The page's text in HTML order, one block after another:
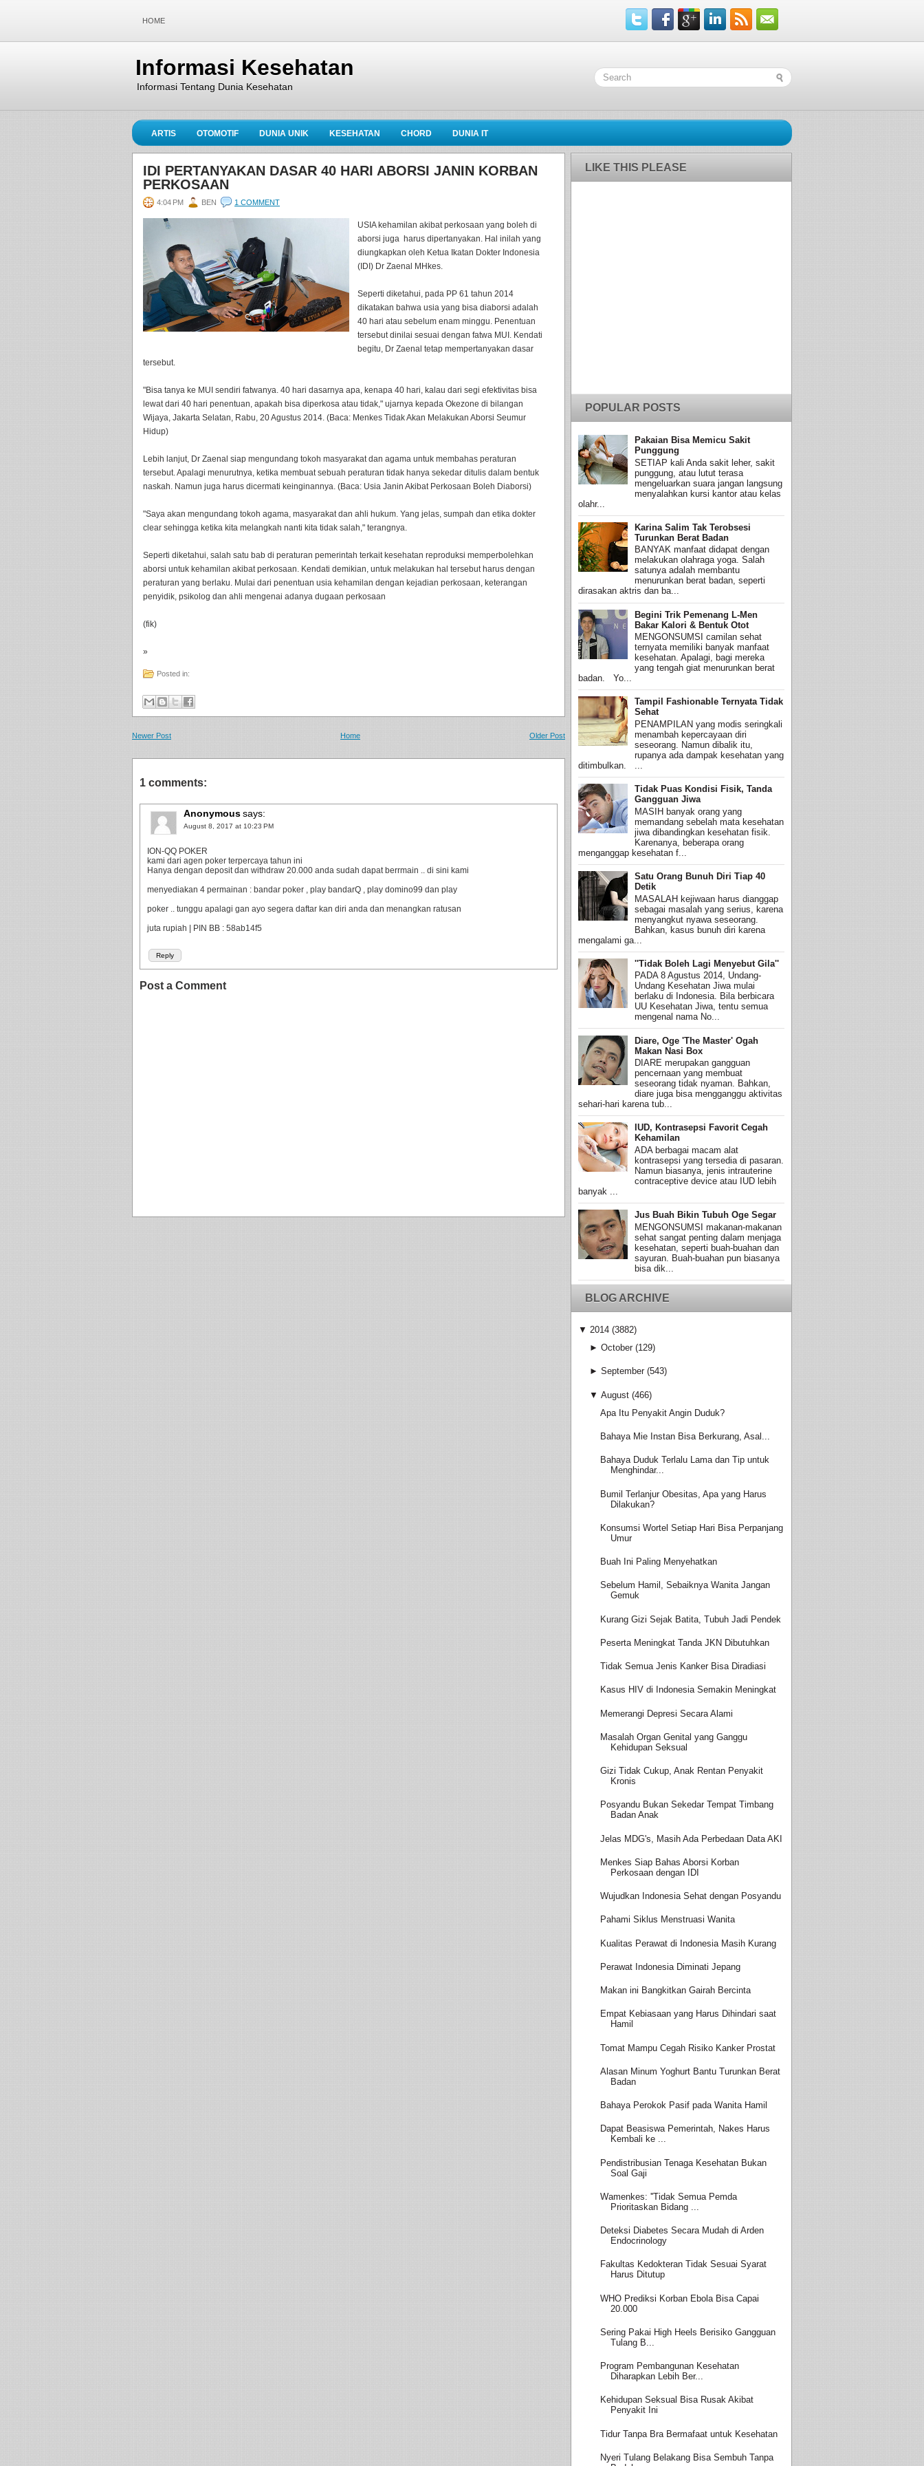
HOME
Informasi Kesehatan
Informasi Tentang Dunia Kesehatan
ARTIS OTOMOTIF DUNIA UNIK KESEHATAN CHORD DUNIA IT
IDI PERTANYAKAN DASAR 40 HARI ABORSI JANIN KORBAN
PERKOSAAN
4:04 PM BEN 1 COMMENT
USIA kehamilan akibat perkosaan yang boleh di
aborsi juga harus dipertanyakan. Hal inilah yang
diungkapkan oleh Ketua Ikatan Dokter Indonesia
(IDI) Dr Zaenal MHkes.
Seperti diketahui, pada PP 61 tahun 2014
dikatakan bahwa usia yang bisa diaborsi adalah
40 hari atau sebelum enam minggu. Penentuan
tersebut dinilai sesuai dengan fatwa MUI. Kendati
begitu, Dr Zaenal tetap mempertanyakan dasar
tersebut.
"Bisa tanya ke MUI sendiri fatwanya. 40 hari dasarnya apa, kenapa 40 hari, kalau dari segi efektivitas bisa
lewat dari 40 hari penentuan, apakah bisa diperkosa atau tidak," ujarnya kepada Okezone di bilangan
Wijaya, Jakarta Selatan, Rabu, 20 Agustus 2014. (Baca: Menkes Tidak Akan Melakukan Aborsi Seumur
Hidup)
Lebih lanjut, Dr Zaenal siap mengundang tokoh masyarakat dan agama untuk membahas peraturan
tersebut. Apalagi menurutnya, ketika membuat sebuah peraturan tidak hanya sekedar ditulis dalam bentuk
naskah. Namun juga harus dicermati keinginannya. (Baca: Usia Janin Akibat Perkosaan Boleh Diaborsi)
"Saya akan mengundang tokoh agama, masyarakat dan ahli hukum. Yang jelas, sumpah dan etika dokter
clear sehingga ketika kita melangkah nanti kita tidak salah," terangnya.
Seperti diketahui, salah satu bab di peraturan pemerintah terkait kesehatan reproduksi memperbolehkan
aborsi untuk kehamilan akibat perkosaan. Kendati demikian, untuk melakukan hal tersebut harus dengan
peraturan yang berlaku. Mulai dari penentuan usia kehamilan dengan kejadian perkosaan, keterangan
penyidik, psikolog dan ahli mengenai adanya dugaan perkosaan
(fik)
»
Posted in:
Newer Post Older Post
Home
1 comments:
Anonymoussays:
August 8, 2017 at 10:23 PM
Reply
ION-QQ POKER
kami dari agen poker terpercaya tahun ini
Hanya dengan deposit dan withdraw 20.000 anda sudah dapat berrmain .. di sini kami
menyediakan 4 permainan : bandar poker , play bandarQ , play domino99 dan play
poker .. tunggu apalagi gan ayo segera daftar kan diri anda dan menangkan ratusan
juta rupiah | PIN BB : 58ab14f5
Post a Comment
LIKE THIS PLEASE
POPULAR POSTS
Pakaian Bisa Memicu Sakit
Punggung
SETIAP kali Anda sakit leher, sakit
punggung, atau lutut terasa
mengeluarkan suara jangan langsung
menyalahkan kursi kantor atau kelas
olahr...
Karina Salim Tak Terobsesi
Turunkan Berat Badan
BANYAK manfaat didapat dengan
melakukan olahraga yoga. Salah
satunya adalah membantu
menurunkan berat badan, seperti
dirasakan aktris dan ba...
Begini Trik Pemenang L-Men
Bakar Kalori & Bentuk Otot
MENGONSUMSI camilan sehat
ternyata memiliki banyak manfaat
kesehatan. Apalagi, bagi mereka
yang tengah giat menurunkan berat
badan. Yo...
Tampil Fashionable Ternyata Tidak
Sehat
PENAMPILAN yang modis seringkali
menambah kepercayaan diri
seseorang. Namun dibalik itu,
rupanya ada dampak kesehatan yang
ditimbulkan. ...
Tidak Puas Kondisi Fisik, Tanda
Gangguan Jiwa
MASIH banyak orang yang
memandang sebelah mata kesehatan
jiwa dibandingkan kesehatan fisik.
Karenanya, beberapa orang
menganggap kesehatan f...
Satu Orang Bunuh Diri Tiap 40
Detik
MASALAH kejiwaan harus dianggap
sebagai masalah yang serius, karena
menyangkut nyawa seseorang.
Bahkan, kasus bunuh diri karena
mengalami ga...
''Tidak Boleh Lagi Menyebut Gila''
PADA 8 Agustus 2014, Undang-
Undang Kesehatan Jiwa mulai
berlaku di Indonesia. Bila berbicara
UU Kesehatan Jiwa, tentu semua
mengenal nama No...
Diare, Oge 'The Master' Ogah
Makan Nasi Box
DIARE merupakan gangguan
pencernaan yang membuat
seseorang tidak nyaman. Bahkan,
diare juga bisa mengganggu aktivitas
sehari-hari karena tub...
IUD, Kontrasepsi Favorit Cegah
Kehamilan
ADA berbagai macam alat
kontrasepsi yang tersedia di pasaran.
Namun biasanya, jenis intrauterine
contraceptive device atau IUD lebih
banyak ...
Jus Buah Bikin Tubuh Oge Segar
MENGONSUMSI makanan-makanan
sehat sangat penting dalam menjaga
kesehatan, seperti buah-buahan dan
sayuran. Buah-buahan pun biasanya
bisa dik...
BLOG ARCHIVE
▼ 2014 (3882)
► October (129)
► September (543)
▼ August (466)
Apa Itu Penyakit Angin Duduk?
Bahaya Mie Instan Bisa Berkurang, Asal...
Bahaya Duduk Terlalu Lama dan Tip untuk
Menghindar...
Bumil Terlanjur Obesitas, Apa yang Harus
Dilakukan?
Konsumsi Wortel Setiap Hari Bisa Perpanjang
Umur
Buah Ini Paling Menyehatkan
Sebelum Hamil, Sebaiknya Wanita Jangan
Gemuk
Kurang Gizi Sejak Batita, Tubuh Jadi Pendek
Peserta Meningkat Tanda JKN Dibutuhkan
Tidak Semua Jenis Kanker Bisa Diradiasi
Kasus HIV di Indonesia Semakin Meningkat
Memerangi Depresi Secara Alami
Masalah Organ Genital yang Ganggu
Kehidupan Seksual
Gizi Tidak Cukup, Anak Rentan Penyakit
Kronis
Posyandu Bukan Sekedar Tempat Timbang
Badan Anak
Jelas MDG's, Masih Ada Perbedaan Data AKI
Menkes Siap Bahas Aborsi Korban
Perkosaan dengan IDI
Wujudkan Indonesia Sehat dengan Posyandu
Pahami Siklus Menstruasi Wanita
Kualitas Perawat di Indonesia Masih Kurang
Perawat Indonesia Diminati Jepang
Makan ini Bangkitkan Gairah Bercinta
Empat Kebiasaan yang Harus Dihindari saat
Hamil
Tomat Mampu Cegah Risiko Kanker Prostat
Alasan Minum Yoghurt Bantu Turunkan Berat
Badan
Bahaya Perokok Pasif pada Wanita Hamil
Dapat Beasiswa Pemerintah, Nakes Harus
Kembali ke ...
Pendistribusian Tenaga Kesehatan Bukan
Soal Gaji
Wamenkes: ''Tidak Semua Pemda
Prioritaskan Bidang ...
Deteksi Diabetes Secara Mudah di Arden
Endocrinology
Fakultas Kedokteran Tidak Sesuai Syarat
Harus Ditutup
WHO Prediksi Korban Ebola Bisa Capai
20.000
Sering Pakai High Heels Berisiko Gangguan
Tulang B...
Program Pembangunan Kesehatan
Diharapkan Lebih Ber...
Kehidupan Seksual Bisa Rusak Akibat
Penyakit Ini
Tidur Tanpa Bra Bermafaat untuk Kesehatan
Nyeri Tulang Belakang Bisa Sembuh Tanpa